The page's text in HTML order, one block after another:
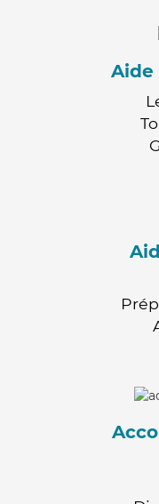
Aide